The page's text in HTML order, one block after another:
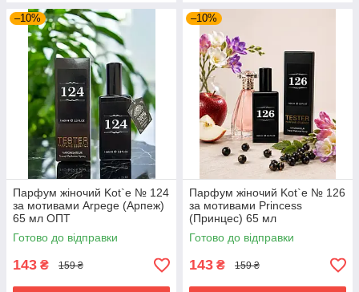
–10%
Парфум жіночий Kot`e № 124
за мотивами Arpege (Арпеж)
65 мл ОПТ
Готово до відправки
143 ₴ 159 ₴
–10%
Парфум жіночий Kot`e № 126
за мотивами Princess
(Принцес) 65 мл
Готово до відправки
143 ₴ 159 ₴